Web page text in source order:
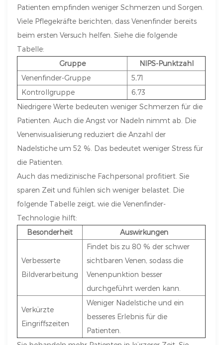
Patienten empfinden weniger Schmerzen und Sorgen.
Viele Pflegekräfte berichten, dass Venenfinder bereits
beim ersten Versuch helfen. Siehe die folgende
Tabelle:
Gruppe
NIPS-Punktzahl
Venenfinder-Gruppe
5,71
Kontrollgruppe
6,73
Niedrigere Werte bedeuten weniger Schmerzen für die
Patienten. Auch die Angst vor Nadeln nimmt ab. Die
Venenvisualisierung reduziert die Anzahl der
Nadelstiche um 52 %. Das bedeutet weniger Stress für
die Patienten.
Auch das medizinische Fachpersonal profitiert. Sie
sparen Zeit und fühlen sich weniger belastet. Die
folgende Tabelle zeigt, wie die Venenfinder-
Technologie hilft:
Besonderheit
Auswirkungen
Verbesserte
Bildverarbeitung
Findet bis zu 80 % der schwer
sichtbaren Venen, sodass die
Venenpunktion besser
durchgeführt werden kann.
Verkürzte
Eingriffszeiten
Weniger Nadelstiche und ein
besseres Erlebnis für die
Patienten.